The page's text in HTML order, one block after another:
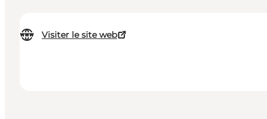
Visiter le site web